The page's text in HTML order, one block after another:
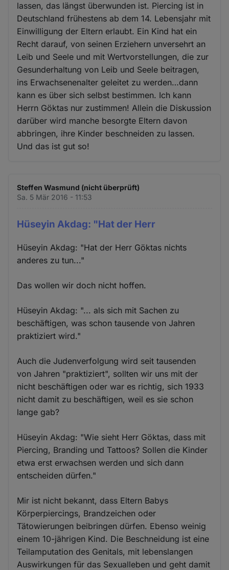
lassen, das längst überwunden ist. Piercing ist in
Deutschland frühestens ab dem 14. Lebensjahr mit
Einwilligung der Eltern erlaubt. Ein Kind hat ein
Recht darauf, von seinen Erziehern unversehrt an
Leib und Seele und mit Wertvorstellungen, die zur
Gesunderhaltung von Leib und Seele beitragen,
ins Erwachsenenalter geleitet zu werden…dann
kann es über sich selbst bestimmen. Ich kann
Herrn Göktas nur zustimmen! Allein die Diskussion
darüber wird manche besorgte Eltern davon
abbringen, ihre Kinder beschneiden zu lassen.
Und das ist gut so!
Steffen Wasmund (nicht überprüft)
Sa. 5 Mär 2016 - 11:53
Hüseyin Akdag: "Hat der Herr
Hüseyin Akdag: "Hat der Herr Göktas nichts
anderes zu tun..."
Das wollen wir doch nicht hoffen.
Hüseyin Akdag: "... als sich mit Sachen zu
beschäftigen, was schon tausende von Jahren
praktiziert wird."
Auch die Judenverfolgung wird seit tausenden
von Jahren "praktiziert", sollten wir uns mit der
nicht beschäftigen oder war es richtig, sich 1933
nicht damit zu beschäftigen, weil es sie schon
lange gab?
Hüseyin Akdag: "Wie sieht Herr Göktas, dass mit
Piercing, Branding und Tattoos? Sollen die Kinder
etwa erst erwachsen werden und sich dann
entscheiden dürfen."
Mir ist nicht bekannt, dass Eltern Babys
Körperpiercings, Brandzeichen oder
Tätowierungen beibringen dürfen. Ebenso weinig
einem 10-jährigen Kind. Die Beschneidung ist eine
Teilamputation des Genitals, mit lebenslangen
Auswirkungen für das Sexualleben und geht damit